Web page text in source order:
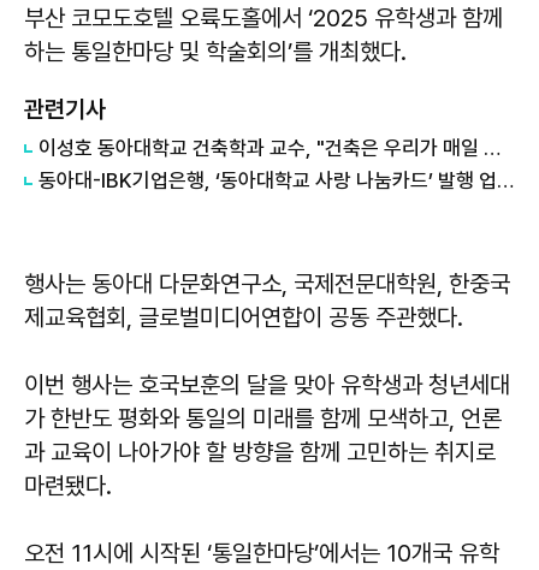
부산 코모도호텔 오륙도홀에서 ‘2025 유학생과 함께
하는 통일한마당 및 학술회의’를 개최했다.
관련기사
​이성호 동아대학교 건축학과 교수, "건축은 우리가 매일 만나는 일상 속의 문화"
동아대-IBK기업은행, ‘동아대학교 사랑 나눔카드’ 발행 업무협약 체결식
행사는 동아대 다문화연구소, 국제전문대학원, 한중국
제교육협회, 글로벌미디어연합이 공동 주관했다.
이번 행사는 호국보훈의 달을 맞아 유학생과 청년세대
가 한반도 평화와 통일의 미래를 함께 모색하고, 언론
과 교육이 나아가야 할 방향을 함께 고민하는 취지로
마련됐다.
오전 11시에 시작된 ‘통일한마당’에서는 10개국 유학